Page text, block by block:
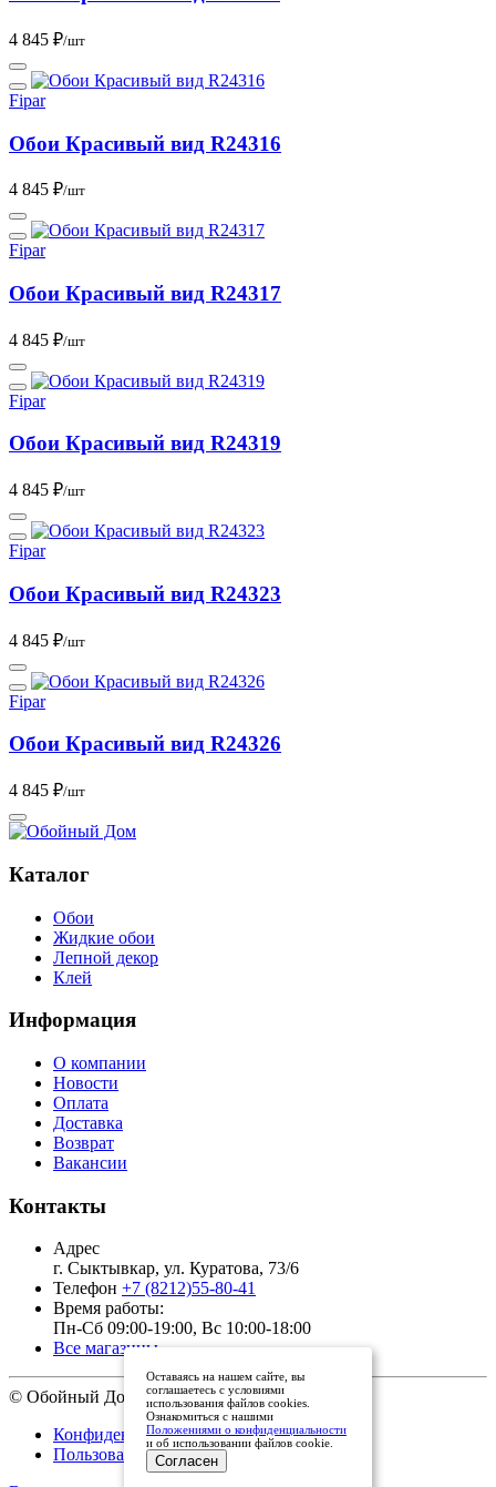
4 845 ₽/шт
Fipar
Обои Красивый вид R24316
4 845 ₽/шт
Fipar
Обои Красивый вид R24317
4 845 ₽/шт
Fipar
Обои Красивый вид R24319
4 845 ₽/шт
Fipar
Обои Красивый вид R24323
4 845 ₽/шт
Fipar
Обои Красивый вид R24326
4 845 ₽/шт
Каталог
Обои
Жидкие обои
Лепной декор
Клей
Информация
О компании
Новости
Оплата
Доставка
Возврат
Вакансии
Контакты
Адрес
г. Сыктывкар, ул. Куратова, 73/6
Телефон +7 (8212)55-80-41
Время работы:
Пн-Сб 09:00-19:00, Вс 10:00-18:00
Все магазины
© Обойный Дом, 2011 - 2026
Конфиденциальность
Пользовательское соглашение
Оставаясь на нашем сайте, вы
соглашаетесь с условиями
использования файлов cookies.
Ознакомиться с нашими
Положениями о конфиденциальности
и об использовании файлов cookie.
Согласен